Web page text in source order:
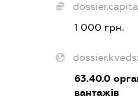
1 000 грн.
dossier.kveds:
63.40.0
вантажів